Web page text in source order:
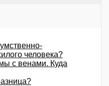
человека?
с венами. Куда